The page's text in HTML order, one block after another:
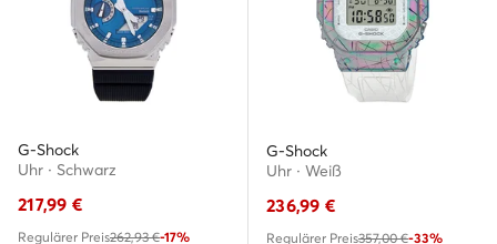
G-Shock
Uhr · Schwarz
217,99 €
Regulärer Preis262,93 €-17%
G-Shock
Uhr · Weiß
236,99 €
Regulärer Preis357,00 €-33%